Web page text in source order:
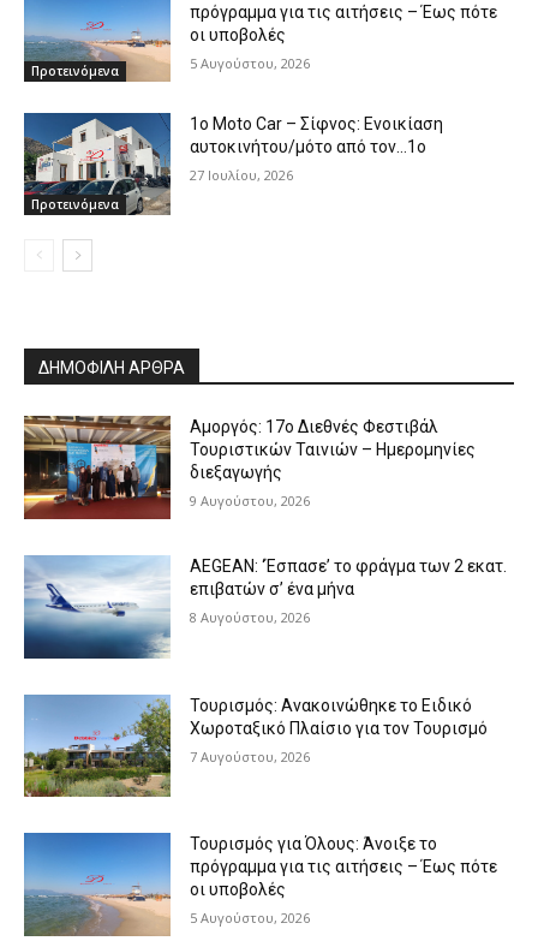
Προτεινόμενα
πρόγραμμα για τις αιτήσεις – Έως πότε
οι υποβολές
5 Αυγούστου, 2026
Προτεινόμενα
1o Moto Car – Σίφνος: Ενοικίαση
αυτοκινήτου/μότο από τον…1ο
27 Ιουλίου, 2026
ΔΗΜΟΦΙΛΗ ΑΡΘΡΑ
Αμοργός: 17ο Διεθνές Φεστιβάλ
Τουριστικών Ταινιών – Ημερομηνίες
διεξαγωγής
9 Αυγούστου, 2026
AEGEAN: ‘Έσπασε’ το φράγμα των 2 εκατ.
επιβατών σ’ ένα μήνα
8 Αυγούστου, 2026
Τουρισμός: Ανακοινώθηκε το Ειδικό
Χωροταξικό Πλαίσιο για τον Τουρισμό
7 Αυγούστου, 2026
Τουρισμός για Όλους: Άνοιξε το
πρόγραμμα για τις αιτήσεις – Έως πότε
οι υποβολές
5 Αυγούστου, 2026